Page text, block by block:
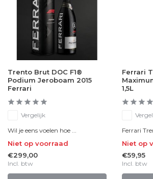
Trento Brut DOC F1®
Podium Jeroboam 2015
Ferrari
Vergelijk
Wil je eens voelen hoe ...
Niet op voorraad
€299,00
Incl. btw
Ferrari
1,5L
Ferrari
Niet op
€59,95
Incl. btw